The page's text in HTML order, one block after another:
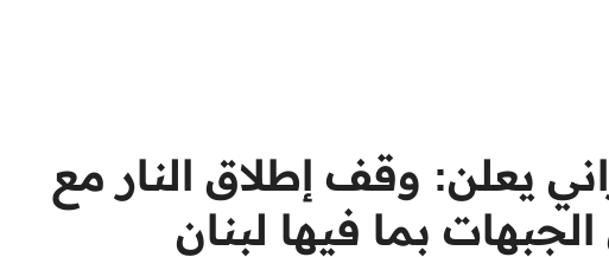
يعلن: وقف إطلاق النار مع
بما فيها لبنان